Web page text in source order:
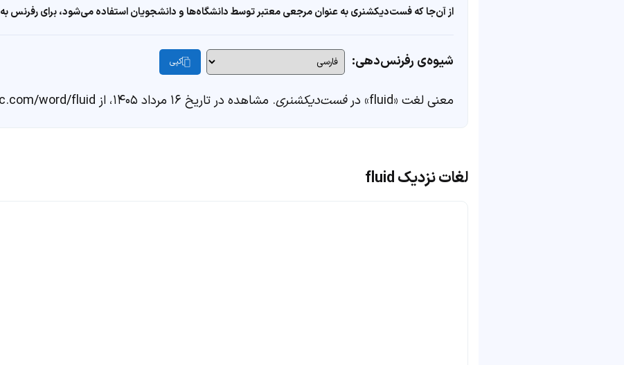
از آن‌جا که فست‌دیکشنری به عنوان مرجعی معتبر توسط دانشگاه‌ها و دانشجویان استفاده می‌شود، برای رفرنس
شیوه‌ی رفرنس‌دهی: کپی
معنی لغت «fluid» در فست‌دیکشنری. مشاهده در تاریخ ۱۶ مرداد ۱۴۰۵، از https://fastdic.com/word/fluid
لغات نزدیک fluid